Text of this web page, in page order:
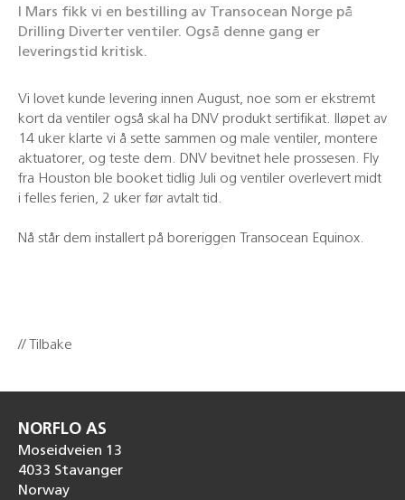
I Mars fikk vi en bestilling av Transocean Norge på
Drilling Diverter ventiler. Også denne gang er
leveringstid kritisk.
Vi lovet kunde levering innen August, noe som er ekstremt
kort da ventiler også skal ha DNV produkt sertifikat. Iløpet av
14 uker klarte vi å sette sammen og male ventiler, montere
aktuatorer, og teste dem. DNV bevitnet hele prossesen. Fly
fra Houston ble booket tidlig Juli og ventiler overlevert midt
i felles ferien, 2 uker før avtalt tid.
Nå står dem installert på boreriggen Transocean Equinox.
// Tilbake
NORFLO AS
Moseidveien 13
4033 Stavanger
Norway